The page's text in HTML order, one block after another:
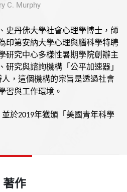
C. Murphy
史丹佛大學社會心理學博士，師
印第安納大學心理與腦科學特聘
研究中心多樣性暑期學院創辦主
研究與諮詢機構「公平加速器」
人，這個機構的宗旨是透過社會
習與工作環境。
並於2019年獲頒「美國青年科學
著作